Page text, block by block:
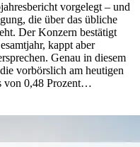
vorgelegt – und
die über das übliche
Der Konzern bestätigt
kappt aber
Genau in diesem
vorbörslich am heutigen
von 0,48 Prozent…